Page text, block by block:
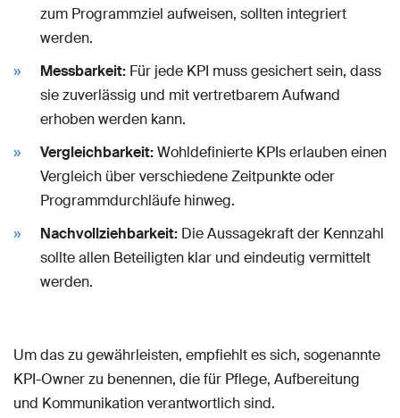
zum Programmziel aufweisen, sollten integriert
werden.
Messbarkeit: Für jede KPI muss gesichert sein, dass
sie zuverlässig und mit vertretbarem Aufwand
erhoben werden kann.
Vergleichbarkeit:Wohldefinierte KPIs erlauben einen
Vergleich über verschiedene Zeitpunkte oder
Programmdurchläufe hinweg.
Nachvollziehbarkeit: Die Aussagekraft der Kennzahl
sollte allen Beteiligten klar und eindeutig vermittelt
werden.
Um das zu gewährleisten, empfiehlt es sich, sogenannte
KPI-Owner zu benennen, die für Pflege, Aufbereitung
und Kommunikation verantwortlich sind.